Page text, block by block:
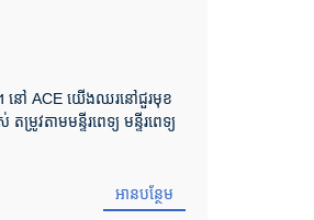
ត។ នៅ ACE យើងឈរនៅជួរមុខ
វតាមមន្ទីរពេទ្យ មន្ទីរពេទ្យ
អានបន្ថែម